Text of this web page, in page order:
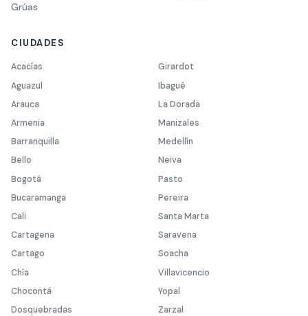
Grúas
CIUDADES
Acacías
Aguazul
Arauca
Armenia
Barranquilla
Bello
Bogotá
Bucaramanga
Cali
Cartagena
Cartago
Chía
Chocontá
Dosquebradas
Girardot
Ibagué
La Dorada
Manizales
Medellín
Neiva
Pasto
Pereira
Santa Marta
Saravena
Soacha
Villavicencio
Yopal
Zarzal